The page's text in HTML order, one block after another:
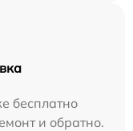
бесплатно
и обратно.